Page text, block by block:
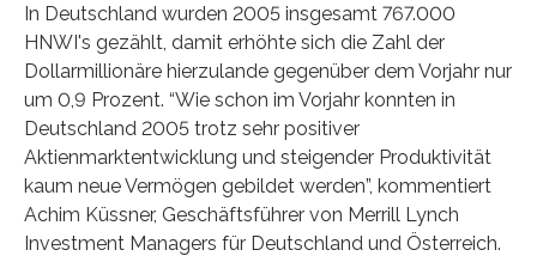
In Deutschland wurden 2005 insgesamt 767.000
HNWI's gezählt, damit erhöhte sich die Zahl der
Dollarmillionäre hierzulande gegenüber dem Vorjahr nur
um 0,9 Prozent. “Wie schon im Vorjahr konnten in
Deutschland 2005 trotz sehr positiver
Aktienmarktentwicklung und steigender Produktivität
kaum neue Vermögen gebildet werden”, kommentiert
Achim Küssner, Geschäftsführer von Merrill Lynch
Investment Managers für Deutschland und Österreich.